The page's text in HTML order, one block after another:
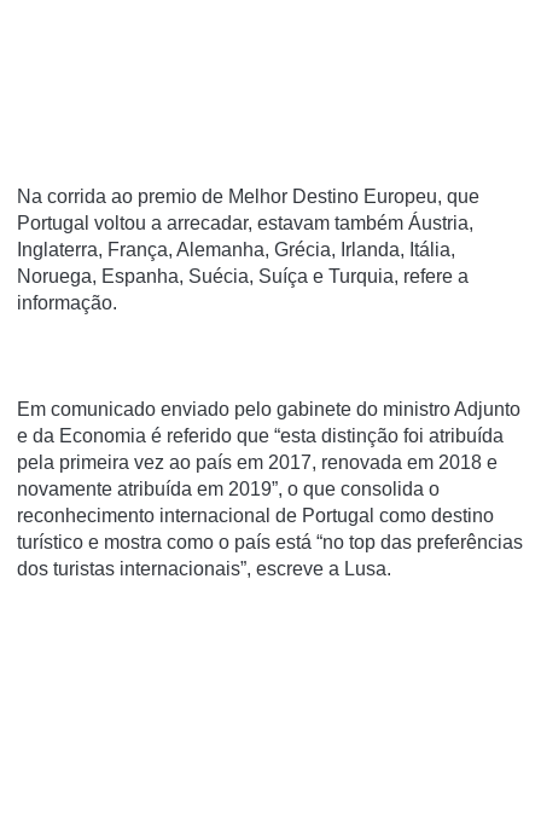
Na corrida ao premio de Melhor Destino Europeu, que
Portugal voltou a arrecadar, estavam também Áustria,
Inglaterra, França, Alemanha, Grécia, Irlanda, Itália,
Noruega, Espanha, Suécia, Suíça e Turquia, refere a
informação.
Em comunicado enviado pelo gabinete do ministro Adjunto
e da Economia é referido que “esta distinção foi atribuída
pela primeira vez ao país em 2017, renovada em 2018 e
novamente atribuída em 2019”, o que consolida o
reconhecimento internacional de Portugal como destino
turístico e mostra como o país está “no top das preferências
dos turistas internacionais”, escreve a Lusa.